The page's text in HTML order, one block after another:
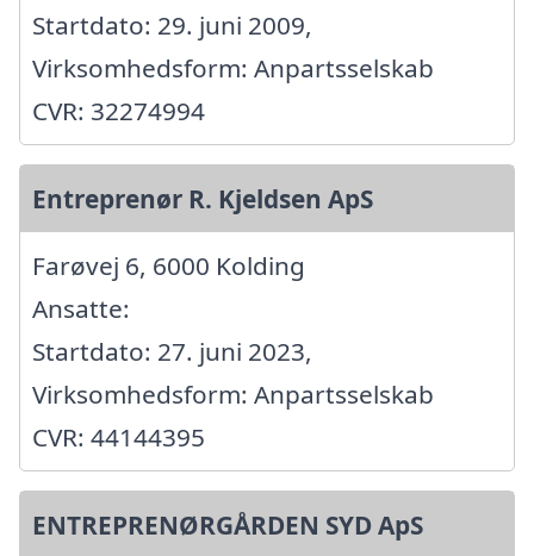
Startdato: 29. juni 2009,
Virksomhedsform: Anpartsselskab
CVR: 32274994
Entreprenør R. Kjeldsen ApS
Farøvej 6, 6000 Kolding
Ansatte:
Startdato: 27. juni 2023,
Virksomhedsform: Anpartsselskab
CVR: 44144395
ENTREPRENØRGÅRDEN SYD ApS